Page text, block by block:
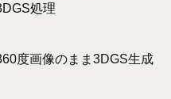
処理
度画像のまま3DGS生成